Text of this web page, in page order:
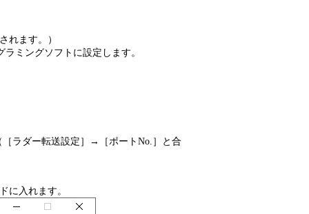
れます。）
ミングソフトに設定します。
［ラダー転送設定］→［ポートNo.］と合
に入れます。